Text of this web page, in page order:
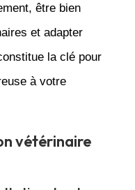
être bien
et adapter
la clé pour
à votre
vétérinaire